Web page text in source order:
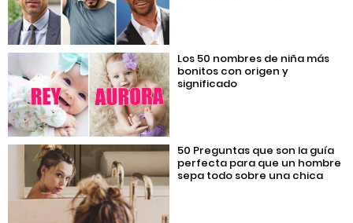
Los 50 nombres de niña más
bonitos con origen y
significado
50 Preguntas que son la guía
perfecta para que un hombre
sepa todo sobre una chica